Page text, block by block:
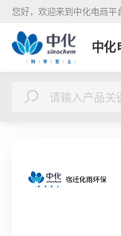
您好，欢迎来到中化电商平
中化